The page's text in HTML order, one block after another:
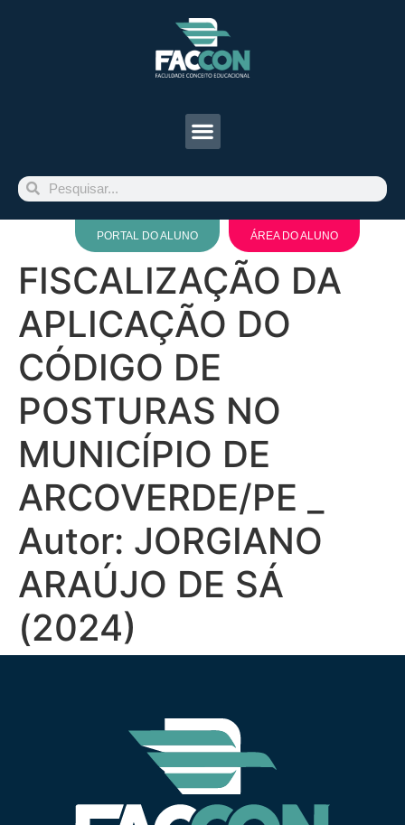
PORTAL DO ALUNO ÁREA DO ALUNO
FISCALIZAÇÃO DA
APLICAÇÃO DO
CÓDIGO DE
POSTURAS NO
MUNICÍPIO DE
ARCOVERDE/PE _
Autor: JORGIANO
ARAÚJO DE SÁ
(2024)